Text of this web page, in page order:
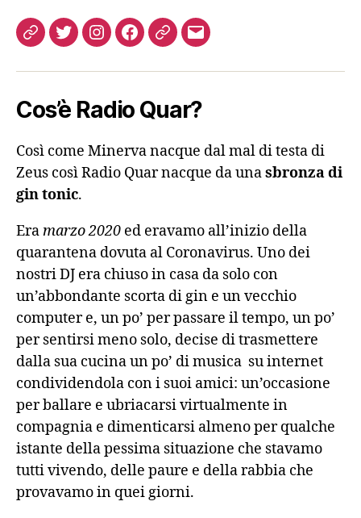
ComeTwitterInstagram
FB Podcast
Email
Cos’è Radio Quar?
Così come Minerva nacque dal mal di testa di
Zeus così Radio Quar nacque da unasbronza di
gin tonic.
Eramarzo 2020 ed eravamo all’inizio della
quarantena dovuta al Coronavirus. Uno dei
nostri DJ era chiuso in casa da solo con
un’abbondante scorta di gin e un vecchio
computer e, un po’ per passare il tempo, un po’
per sentirsi meno solo, decise di trasmettere
dalla sua cucina un po’ di musica su internet
condividendola con i suoi amici: un’occasione
per ballare e ubriacarsi virtualmente in
compagnia e dimenticarsi almeno per qualche
istante della pessima situazione che stavamo
tutti vivendo, delle paure e della rabbia che
provavamo in quei giorni.